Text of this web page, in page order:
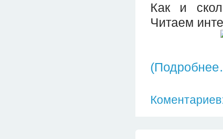
Как и
Читаем